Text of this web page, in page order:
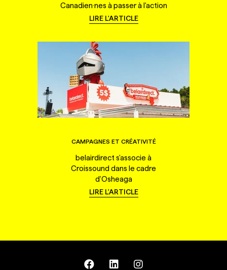
Canadien·nes à passer à l'action
LIRE L'ARTICLE
CAMPAGNES ET CRÉATIVITÉ
belairdirect s'associe à
Croissound dans le cadre
d'Osheaga
LIRE L'ARTICLE